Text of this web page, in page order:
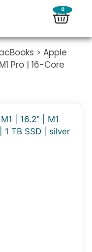
0
> Apple
Pro | 16-Core